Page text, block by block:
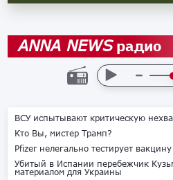
ANNA NEWSрадио
ВСУ испытывают критическую
Кто Вы, мистер Трамп?
Pfizer нелегально тестирует
Убитый в Испании перебежчик
материалом для Украины